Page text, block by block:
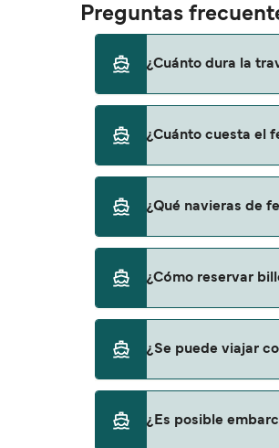
Preguntas
¿Cuánto dura la
por lo que te
¿Cuánto cuesta el
gastos de reserva.
¿Qué navieras de
¿Cómo reservar
descrubrir las últimas
¿Se puede viajar
¿Es posible